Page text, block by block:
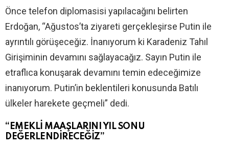
Önce telefon diplomasisi yapılacağını belirten
Erdoğan, “Ağustos’ta ziyareti gerçekleşirse Putin ile
ayrıntılı görüşeceğiz. İnanıyorum ki Karadeniz Tahıl
Girişiminin devamını sağlayacağız. Sayın Putin ile
etraflıca konuşarak devamını temin edeceğimize
inanıyorum. Putin’in beklentileri konusunda Batılı
ülkeler harekete geçmeli” dedi.
“EMEKLİ MAAŞLARINI YIL SONU
DEĞERLENDİRECEĞİZ”